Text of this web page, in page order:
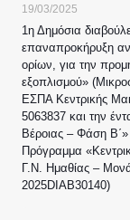
19/03/2025
1η Δημόσια
επαναπροκήρυξη
ορίων, για την
εξοπλισμού»
ΕΣΠΑ Κεντρικής
5063837 και την
Βέροιας – Φάση
Πρόγραμμα
Γ.Ν. Ημαθίας –
2025DIAB30140)